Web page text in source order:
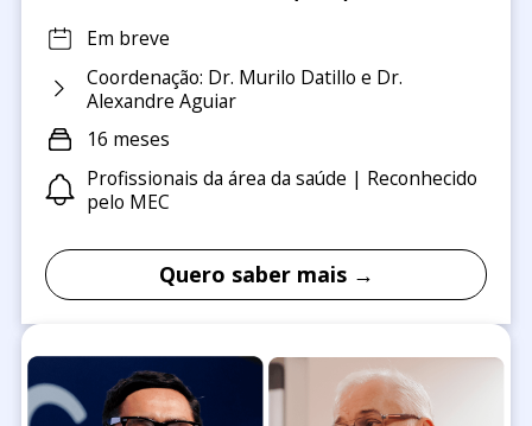
Em breve
Coordenação: Dr. Murilo Datillo e Dr.
Alexandre Aguiar
16 meses
Profissionais da área da saúde | Reconhecido
pelo MEC
Quero saber mais →